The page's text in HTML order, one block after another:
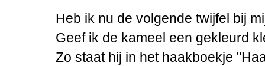
Heb ik nu de volgende twijfel bij
Geef ik de kameel een gekleurd
Zo staat hij in het haakboekje